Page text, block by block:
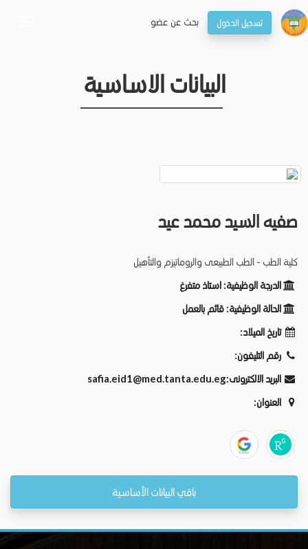
تسجيل الدخول بحـث عن عضو
البيانات الاساسية
صفيه السيد محمد عيد
كلية الطب - الطب الطبيعى والروماتيزم والتأهيل
الدرجة الوظيفية: استاذ متفرغ
الحالة الوظيفية: قائم بالعمل
تاريخ الميلاد:
رقم التليفون:
البريد الالكترونى:safia.eid1@med.tanta.edu.eg
العنوان:
باقي البيانات الأساسية